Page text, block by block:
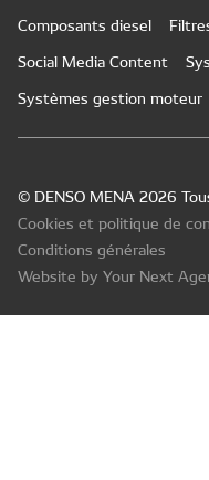
Composants diesel
Social Media Content
Systèmes gestion moteur
© DENSO MENA 2026
Cookies et politique de
Conditions générales
Website by Your Next